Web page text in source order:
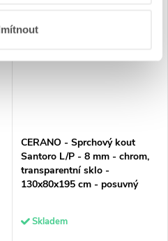
CERANO - Sprchový kout
Santoro L/P - 8 mm - chrom,
transparentní sklo -
130x80x195 cm - posuvný
Skladem